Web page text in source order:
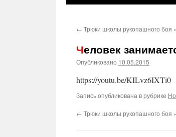
← Трюки школы рукопашного боя
Человек
Опубликовано 10.05.2015
https://youtu.be/KILvz6IXTi0
Запись опубликована в рубрике
← Трюки школы рукопашного боя